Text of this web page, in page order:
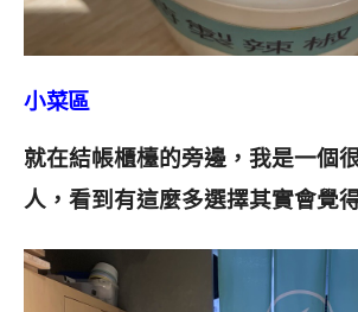
小菜區
就在結帳櫃檯的旁邊，我是一個
人，看到有這麼多選擇其實會覺